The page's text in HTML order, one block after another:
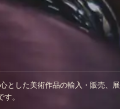
とした美術作品の輸入・販売、
。